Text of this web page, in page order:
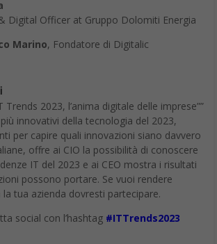
per Android: Pocket
Android per il fotoritocco, maSnapseed